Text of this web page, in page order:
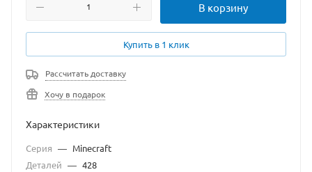
В корзину
Купить в 1 клик
Рассчитать доставку
Хочу в подарок
Характеристики
Серия — Minecraft
Деталей — 428